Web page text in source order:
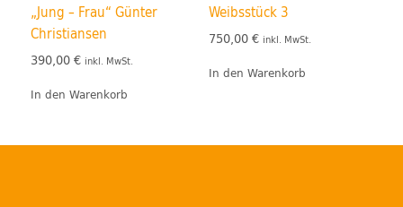
„Jung – Frau“ Günter
Christiansen
390,00€ inkl. MwSt.
In den Warenkorb
Weibsstück 3
750,00 € inkl. MwSt.
In den Warenkorb